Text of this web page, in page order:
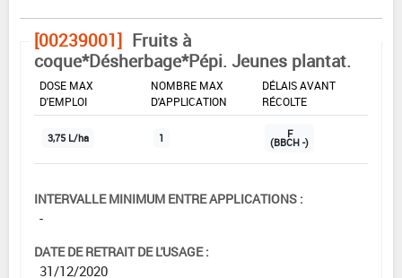
[00239001] Fruits à
coque*Désherbage*Pépi. Jeunes plantat.
DOSE MAX
D'EMPLOI
NOMBRE MAX
D'APPLICATION
DÉLAIS AVANT
RÉCOLTE
3,75 L/ha 1 F
(BBCH -)
INTERVALLE MINIMUM ENTRE APPLICATIONS :
-
DATE DE RETRAIT DE L'USAGE :
31/12/2020